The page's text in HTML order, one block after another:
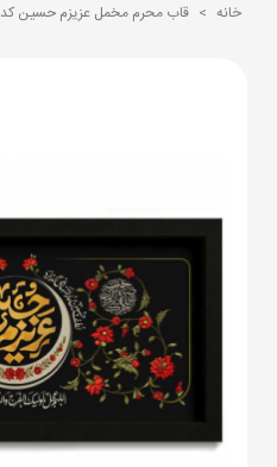
خانه > قاب محرم مخمل عزیزم حسین کد 60012 اندازه 43 در 18